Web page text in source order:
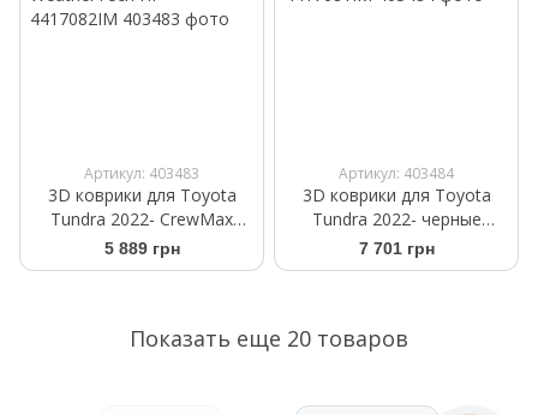
Артикул: 403483
3D коврики для Toyota
Tundra 2022- CrewMax
черные задние
WeatherTech HP
5 889 грн
Артикул: 403484
3D коврики для Toyota
Tundra 2022- черные
передние WeatherTech HP
4417081IM
7 701 грн
Показать еще 20 товаров